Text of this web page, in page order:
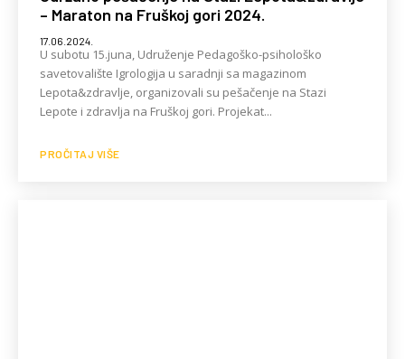
– Maraton na Fruškoj gori 2024.
17.06.2024.
U subotu 15.juna, Udruženje Pedagoško-psihološko
savetovalište Igrologija u saradnji sa magazinom
Lepota&zdravlje, organizovali su pešačenje na Stazi
Lepote i zdravlja na Fruškoj gori. Projekat...
PROČITAJ VIŠE